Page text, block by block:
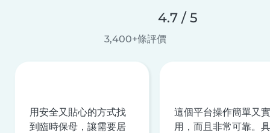
4.7 / 5
3,400+條評價
用安全又貼心的方式找
到臨時保母，讓需要居
這個平台操作簡單又實
用，而且非常可靠。具